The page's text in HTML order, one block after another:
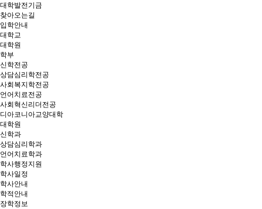
대학발전기금
찾아오는길
입학안내
대학교
대학원
학부
신학전공
상담심리학전공
사회복지학전공
언어치료전공
사회혁신리더전공
디아코니아교양대학
대학원
신학과
상담심리학과
언어치료학과
학사행정지원
학사일정
학사안내
학적안내
장학정보